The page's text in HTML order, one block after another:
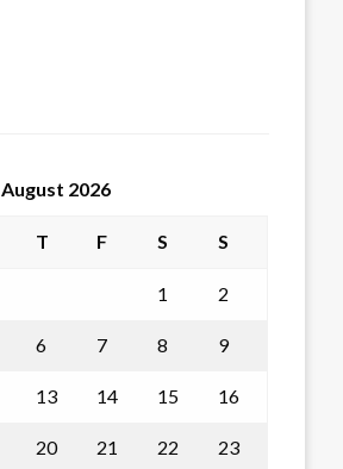
August 2026
T F S S
1 2
6 7 8 9
13 14 15 16
20 21 22 23